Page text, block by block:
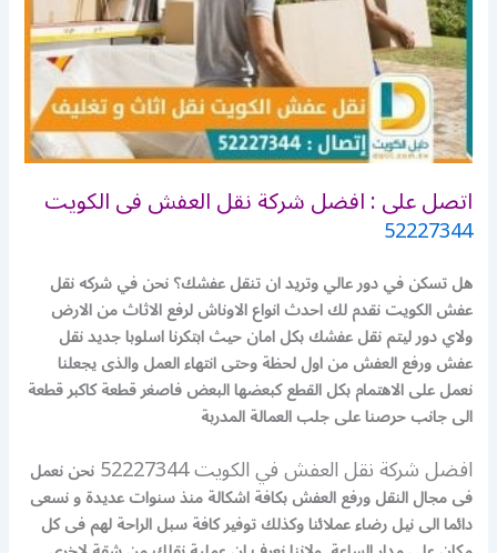
اتصل على : افضل شركة نقل العفش فى الكويت
52227344
هل تسكن في دور عالي وتريد ان تنقل عفشك؟ نحن في شركه نقل
عفش الكويت نقدم لك احدث انواع الاوناش لرفع الاثاث من الارض
ولاي دور ليتم نقل عفشك بكل امان حيث ابتكرنا اسلوبا جديد نقل
عفش ورفع العفش من اول لحظة وحتى انتهاء العمل والذى يجعلنا
نعمل على الاهتمام بكل القطع كبعضها البعض فاصغر قطعة كاكبر قطعة
الى جانب حرصنا على جلب العمالة المدربة
افضل شركة نقل العفش في الكويت 52227344 نحن نعمل
فى مجال النقل ورفع العفش بكافة اشكالة منذ سنوات عديدة و نسعى
دائما الى نيل رضاء عملائنا وكذلك توفير كافة سبل الراحة لهم فى كل